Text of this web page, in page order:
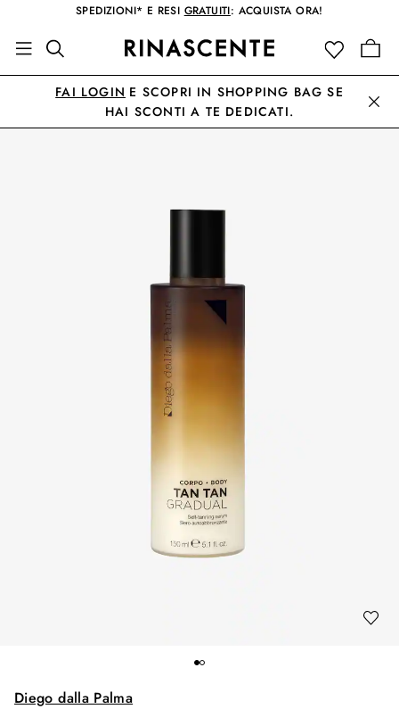
SPEDIZIONI* E RESI GRATUITI: ACQUISTA ORA!
FAI LOGIN E SCOPRI IN SHOPPING BAG SE
HAI SCONTI A TE DEDICATI.
Diego dalla Palma